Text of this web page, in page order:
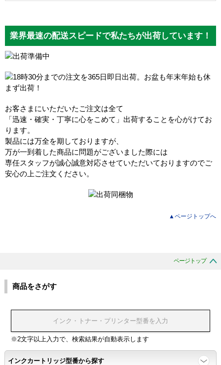
業界最速の配送スピードで私たちが出荷しています！
お客さまにいただいたご注文は全て
「迅速・確実・丁寧に心をこめて」出荷することを心がけてお
ります。
製品には万全を期しておりますが、
万が一到着した商品に問題がございました際には
専任スタッフが誠心誠意対応させていただいておりますのでご
安心の上ご注文ください。
▲ページトップへ
ページトップ
商品をさがす
※2文字以上入力で、検索結果が自動表示します
インクカートリッジ型番から探す